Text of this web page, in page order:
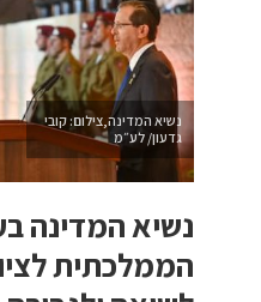
נשיא המדינה,צילום: קובי
גדעון/ לע״מ
נשיא המדינה
הממלכתית